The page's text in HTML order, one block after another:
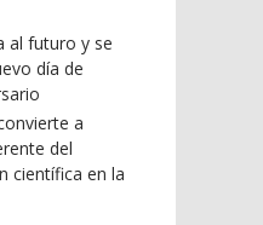
al futuro y se
día de
a
del
científica en la